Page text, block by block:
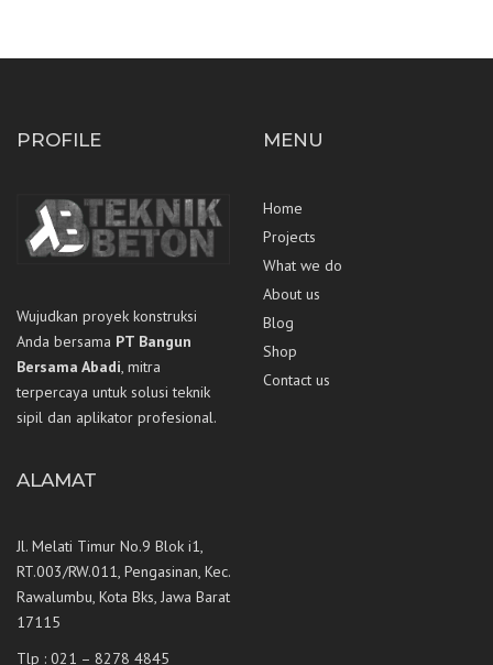
PROFILE
Wujudkan proyek konstruksi
Anda bersama PT Bangun
Bersama Abadi, mitra
terpercaya untuk solusi teknik
sipil dan aplikator profesional.
MENU
Home
Projects
What we do
About us
Blog
Shop
Contact us
ALAMAT
Jl. Melati Timur No.9 Blok i1,
RT.003/RW.011, Pengasinan, Kec.
Rawalumbu, Kota Bks, Jawa Barat
17115
Tlp : 021 – 8278 4845